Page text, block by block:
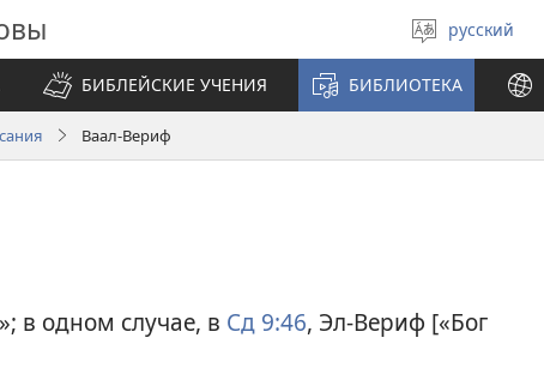
Выберите
язык
русский
БИБЛЕЙСКИЕ УЧЕНИЯ БИБЛИОТЕКА
Ваал-Вериф
в одном случае, в Сд 9:46, Эл-Вериф [«Бог